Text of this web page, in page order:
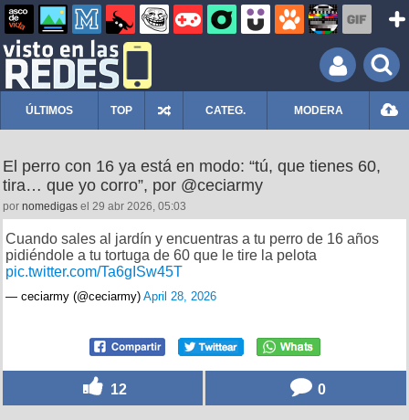
ÚLTIMOS TOP CATEG. MODERA
El perro con 16 ya está en modo: “tú, que tienes 60,
tira… que yo corro”, por @ceciarmy
por nomedigas el 29 abr 2026, 05:03
Cuando sales al jardín y encuentras a tu perro de 16 años
pidiéndole a tu tortuga de 60 que le tire la pelota
pic.twitter.com/Ta6gISw45T
— ceciarmy (@ceciarmy) April 28, 2026
12 0